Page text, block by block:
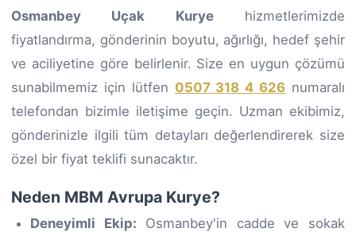
Osmanbey Uçak Kuryehizmetlerimizde
fiyatlandırma, gönderinin boyutu, ağırlığı, hedef şehir
ve aciliyetine göre belirlenir. Size en uygun çözümü
sunabilmemiz için lütfen 0507 318 4 626 numaralı
telefondan bizimle iletişime geçin. Uzman ekibimiz,
gönderinizle ilgili tüm detayları değerlendirerek size
özel bir fiyat teklifi sunacaktır.
Neden MBM Avrupa Kurye?
Deneyimli Ekip: Osmanbey'in cadde ve sokak